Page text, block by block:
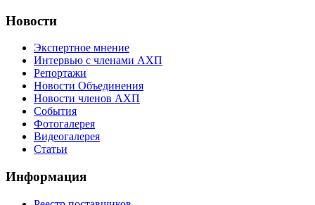
Новости
Экспертное мнение
Интервью с членами АХП
Репортажи
Новости Объединения
Новости членов АХП
События
Фотогалерея
Видеогалерея
Статьи
Информация